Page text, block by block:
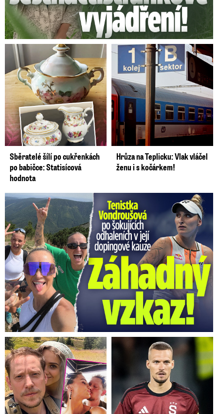
Sběratelé šílí po cukřenkách
po babičce: Statisícová
hodnota
Hrůza na Teplicku: Vlak vláčel
ženu i s kočárkem!
Vondroušová po šokujících odhaleních v kauze: Záhadný vzkaz!